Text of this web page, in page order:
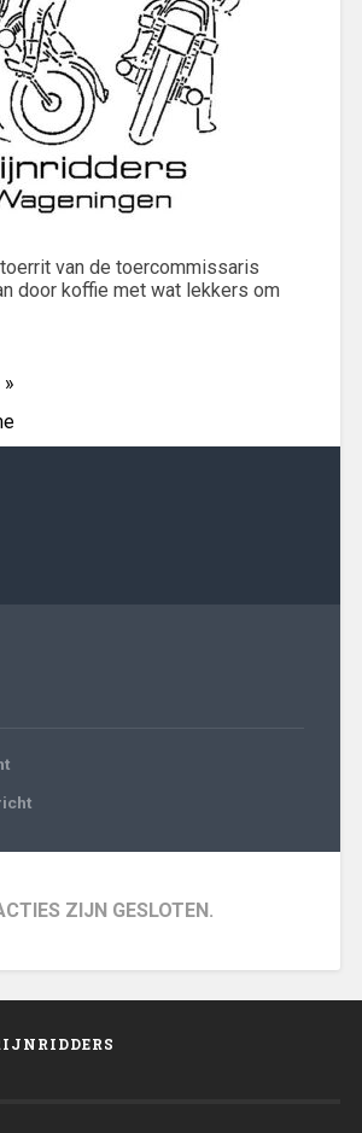
van de toercommissaris
door koffie met wat lekkers om
ZIJN GESLOTEN.